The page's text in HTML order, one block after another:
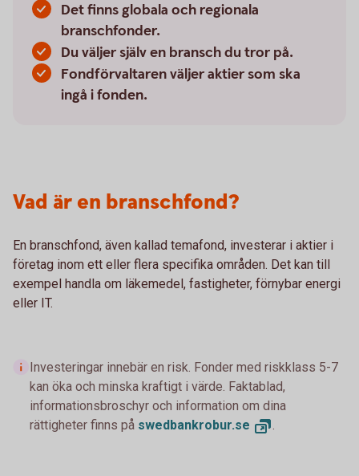
Det finns globala och regionala
branschfonder.
Du väljer själv en bransch du tror på.
Fondförvaltaren väljer aktier som ska
ingå i fonden.
Vad är en branschfond?
En branschfond, även kallad temafond, investerar i aktier i
företag inom ett eller flera specifika områden. Det kan till
exempel handla om läkemedel, fastigheter, förnybar energi
eller IT.
Investeringar innebär en risk. Fonder med riskklass 5-7
kan öka och minska kraftigt i värde. Faktablad,
informationsbroschyr och information om dina
rättigheter finns på swedbankrobur.se .